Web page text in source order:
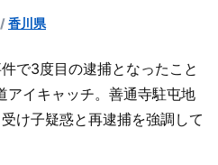
/香川県